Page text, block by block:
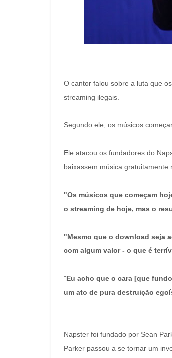
O cantor falou sobre a luta que
streaming ilegais.
Segundo ele, os músicos
Ele atacou os fundadores do
baixassem música gratuitamente
"Os músicos que começam
o streaming de hoje, mas o
"Mesmo que o download seja
com algum valor - o que é
"Eu acho que o cara [que
um ato de pura destruição
Napster foi fundado por Sean
Parker passou a se tornar um